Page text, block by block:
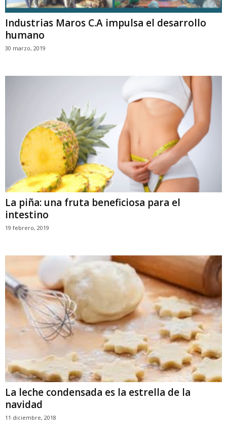
Industrias Maros C.A impulsa el desarrollo
humano
30 marzo, 2019
La piña: una fruta beneficiosa para el
intestino
19 febrero, 2019
La leche condensada es la estrella de la
navidad
11 diciembre, 2018